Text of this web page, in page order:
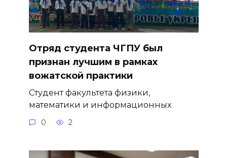
Отряд студента ЧГПУ был
признан лучшим в рамках
вожатской практики
Студент факультета физики,
математики и информационных
0 2